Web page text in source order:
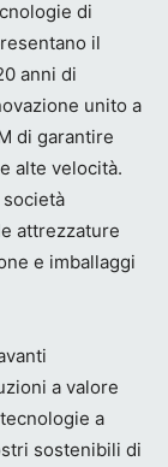
di
il
anni di
unito a
di garantire
alte velocità.
attrezzature
e imballaggi
a valore
a
sostenibili di